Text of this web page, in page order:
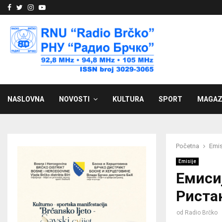
Facebook
Twitter
Instagram
Youtube
NASLOVNA NOVOSTI KULTURA SPORT
Početna
Emisije
od Radio Brčko